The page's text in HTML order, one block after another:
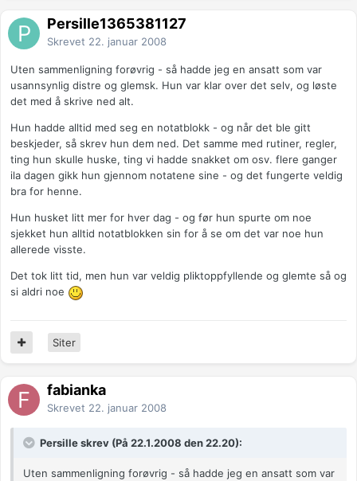
Persille1365381127
Skrevet 22. januar 2008
Uten sammenligning forøvrig - så hadde jeg en ansatt som var
usannsynlig distre og glemsk. Hun var klar over det selv, og løste
det med å skrive ned alt.
Hun hadde alltid med seg en notatblokk - og når det ble gitt
beskjeder, så skrev hun dem ned. Det samme med rutiner, regler,
ting hun skulle huske, ting vi hadde snakket om osv. flere ganger
ila dagen gikk hun gjennom notatene sine - og det fungerte veldig
bra for henne.
Hun husket litt mer for hver dag - og før hun spurte om noe
sjekket hun alltid notatblokken sin for å se om det var noe hun
allerede visste.
Det tok litt tid, men hun var veldig pliktoppfyllende og glemte så og
si aldri noe
Siter
fabianka
Skrevet 22. januar 2008
Persille skrev (På 22.1.2008 den 22.20):
Uten sammenligning forøvrig - så hadde jeg en ansatt som var